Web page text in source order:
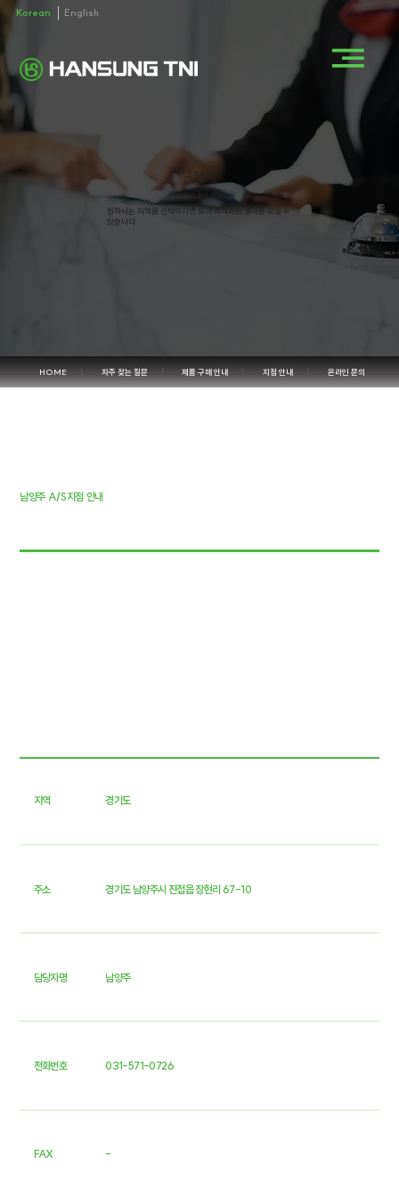
Korean English
고객지원
​원하시는 지역을 선택하시면 보다 최적화된 결과를 보실 수
있습니다.
HOME 자주 찾는 질문 제품 구매 안내 지점 안내 온라인 문의
남양주 A/S지점 안내
지역
주소
담당자명
전화번호
FAX
경기도
경기도 남양주시 진접읍 장현리 67-10
남양주
031-571-0726
-